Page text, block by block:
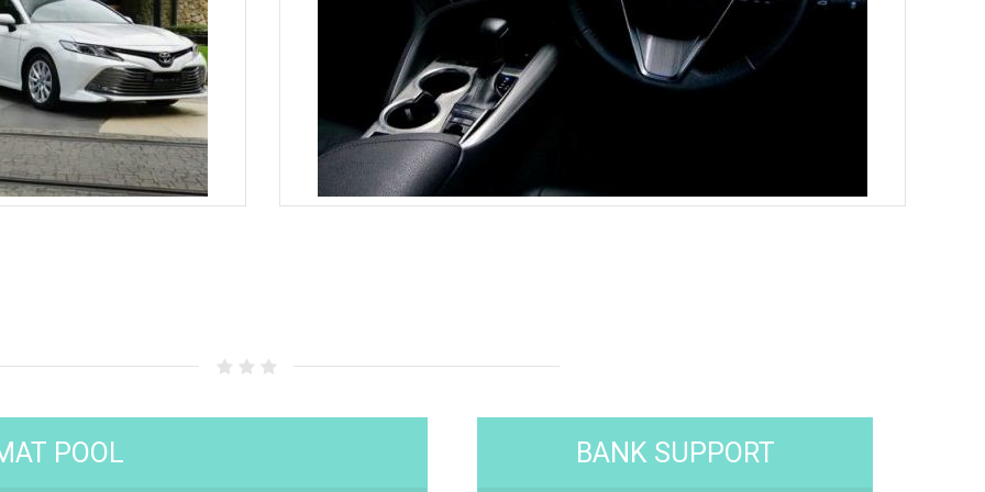
POOL BANK SUPPORT